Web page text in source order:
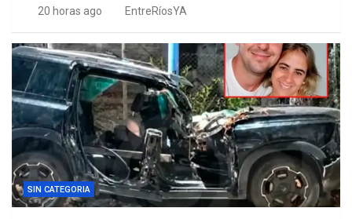
20 horas ago EntreRíosYA
SIN CATEGORIA